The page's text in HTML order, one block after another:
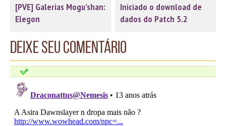
[PVE] Galerias Mogu’shan:
Elegon
Iniciado o download de
dados do Patch 5.2
Deixe seu comentário